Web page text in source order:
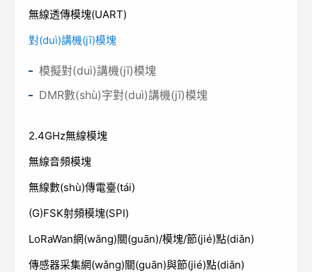
無線透傳模塊(UART)
對(duì)講機(jī)模塊
模擬對(duì)講機(jī)模塊
DMR數(shù)字對(duì)講機(jī)模塊
2.4GHz無線模塊
無線音頻模塊
無線數(shù)傳電臺(tái)
(G)FSK射頻模塊(SPI)
LoRaWan網(wǎng)關(guān)/模塊/節(jié)點(diǎn)
傳感器采集網(wǎng)關(guān)與節(jié)點(diǎn)